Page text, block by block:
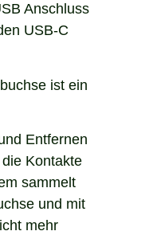
Anschluss
USB-C
ist ein
Entfernen
Kontakte
sammelt
und mit
mehr